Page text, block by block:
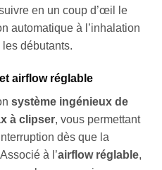
en un coup d’œil le
automatique à l’inhalation
débutants.
airflow réglable
système ingénieux de
à clipser, vous permettant
dès que la
à l’airflow réglable,